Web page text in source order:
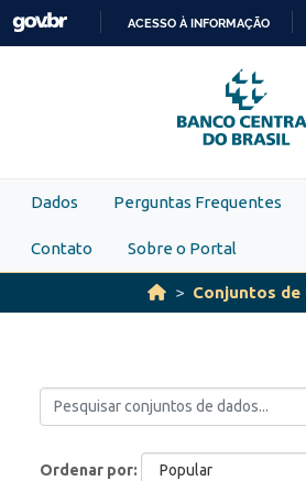
Skip to main content
PARA
O
ACESSO À INFORMAÇÃO
Dados Perguntas Frequentes
Contato Sobre o Portal
Conjuntos de
Ordenar por